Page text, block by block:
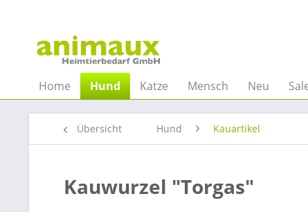
Home Hund Katze Mensch Neu
Übersicht Hund Kauartikel
Kauwurzel "Torgas"